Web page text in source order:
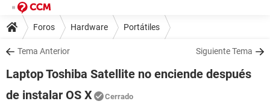
Foros Hardware Portátiles
Tema Anterior Siguiente Tema
Laptop Toshiba Satellite no enciende después
de instalar OS X
Cerrado